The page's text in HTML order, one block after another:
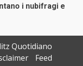
i nubifragi e
Quotidiano
Feed